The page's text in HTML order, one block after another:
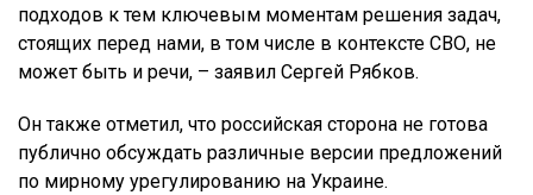
подходов к тем ключевым моментам решения задач,
стоящих перед нами, в том числе в контексте СВО, не
может быть и речи, – заявил Сергей Рябков.
Он также отметил, что российская сторона не готова
публично обсуждать различные версии предложений
по мирному урегулированию на Украине.